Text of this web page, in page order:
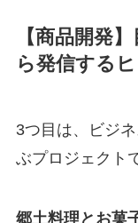
【商品開発
ら発信する
3つ目は、ビジ
ぶプロジェクト
郷土料理とお菓